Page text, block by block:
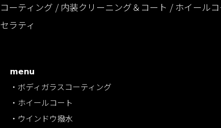
コーティング 内装クリーニング＆コート
ホイール
セラティ
𝗺𝗲𝗻𝘂
・ボディガラスコーティング
・ホイールコート
・ウインドウ撥水